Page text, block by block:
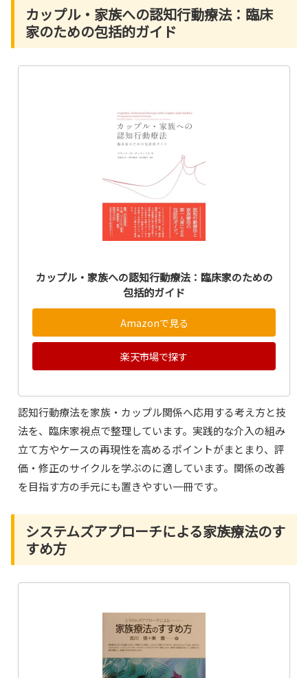
カップル・家族への認知行動療法：臨床
家のための包括的ガイド
カップル・家族への認知行動療法：臨床家のための
包括的ガイド
Amazonで見る
楽天市場で探す
認知行動療法を家族・カップル関係へ応用する考え方と技
法を、臨床家視点で整理しています。実践的な介入の組み
立て方やケースの再現性を高めるポイントがまとまり、評
価・修正のサイクルを学ぶのに適しています。関係の改善
を目指す方の手元にも置きやすい一冊です。
システムズアプローチによる家族療法のす
すめ方